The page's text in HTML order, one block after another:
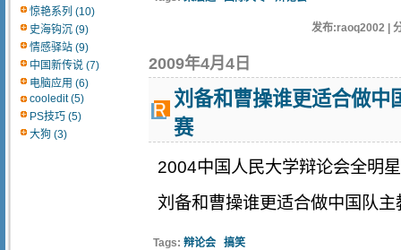
惊艳系列 (10)
史海钩沉 (9)
情感驿站 (9)
中国新传说 (7)
电脑应用 (6)
cooledit (5)
PS技巧 (5)
大狗 (3)
发布:raoq2002 |
2009年4月4日
刘备和曹操谁更适合做
赛
2004中国人民大学辩论会全明
刘备和曹操谁更适合做中国队
Tags: 辩论会 搞笑